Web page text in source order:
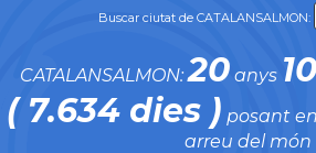
Buscar ciutat de CATALANSALMON:
CATALANSALMON:20 anys 10
( 7.634 dies ) posant
arreu del món